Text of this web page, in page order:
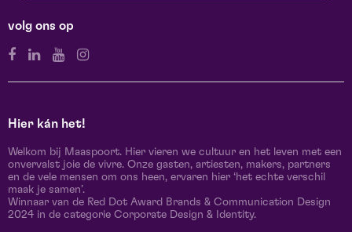
volg ons op
Hier kán het!
Welkom bij Maaspoort. Hier vieren we cultuur en het leven met een
onvervalst joie de vivre. Onze gasten, artiesten, makers, partners
en de vele mensen om ons heen, ervaren hier ‘het echte verschil
maak je samen’.
Winnaar van de Red Dot Award Brands & Communication Design
2024 in de categorie Corporate Design & Identity.